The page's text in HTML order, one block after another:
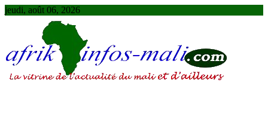
Skip
jeudi, août 06, 2026